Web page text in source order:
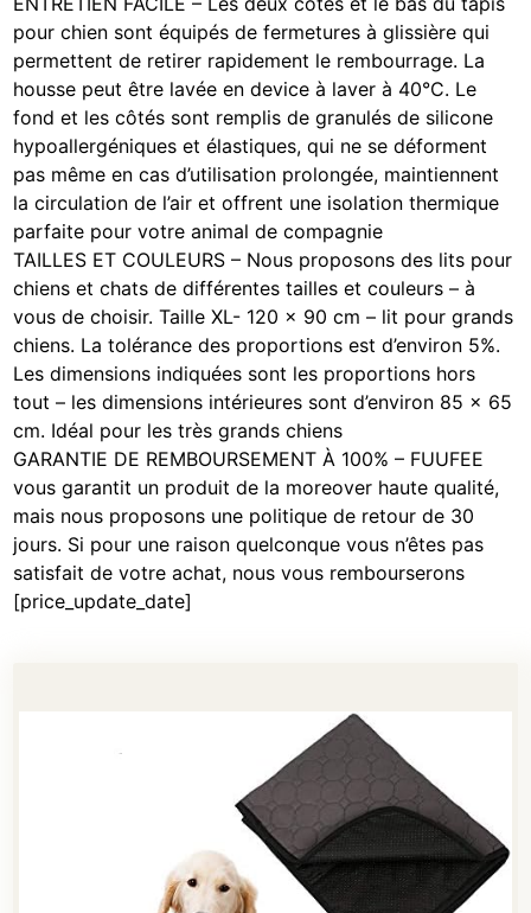
pour chien sont équipés de fermetures à glissière qui
permettent de retirer rapidement le rembourrage. La
housse peut être lavée en device à laver à 40°C. Le
fond et les côtés sont remplis de granulés de silicone
hypoallergéniques et élastiques, qui ne se déforment
pas même en cas d’utilisation prolongée, maintiennent
la circulation de l’air et offrent une isolation thermique
parfaite pour votre animal de compagnie
TAILLES ET COULEURS – Nous proposons des lits pour
chiens et chats de différentes tailles et couleurs – à
vous de choisir. Taille XL- 120 x 90 cm – lit pour grands
chiens. La tolérance des proportions est d’environ 5%.
Les dimensions indiquées sont les proportions hors
tout – les dimensions intérieures sont d’environ 85 x 65
cm. Idéal pour les très grands chiens
GARANTIE DE REMBOURSEMENT À 100% – FUUFEE
vous garantit un produit de la moreover haute qualité,
mais nous proposons une politique de retour de 30
jours. Si pour une raison quelconque vous n’êtes pas
satisfait de votre achat, nous vous rembourserons
[price_update_date]